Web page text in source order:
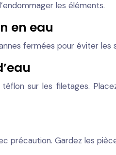
les éléments.
en eau
fermées pour éviter les
sur les filetages.
précaution. Gardez les